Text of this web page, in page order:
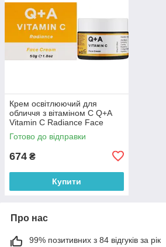
Крем освітлюючий для
обличчя з вітаміном С Q+A
Vitamin C Radiance Face
Cream 50 г
Готово до відправки
674 ₴
Купити
Про нас
99% позитивних з 84 відгуків за рік